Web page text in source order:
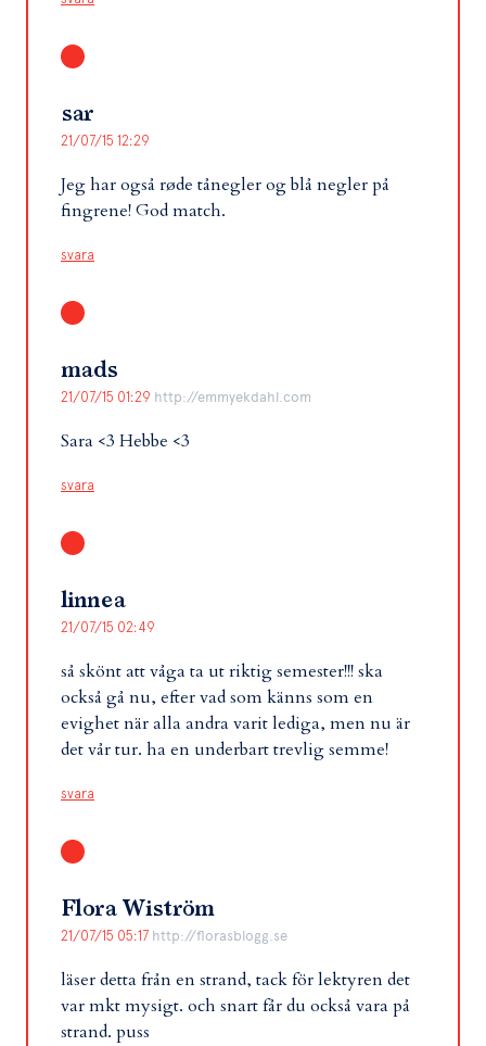
sar
21/07/15 12:29
Jeg har også røde tånegler og blå negler på
fingrene! God match.
svara
mads
21/07/15 01:29 http://emmyekdahl.com
Sara <3 Hebbe <3
svara
linnea
21/07/15 02:49
så skönt att våga ta ut riktig semester!!! ska
också gå nu, efter vad som känns som en
evighet när alla andra varit lediga, men nu är
det vår tur. ha en underbart trevlig semme!
svara
Flora Wiström
21/07/15 05:17 http://florasblogg.se
läser detta från en strand, tack för lektyren det
var mkt mysigt. och snart får du också vara på
strand. puss